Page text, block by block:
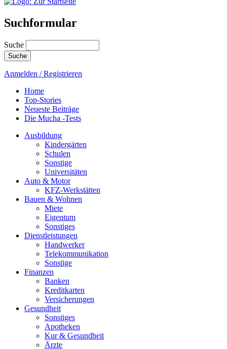
Suchformular
Suche
Anmelden / Registrieren
Home
Top-Stories
Neueste Beiträge
Die Mucha -Tests
Ausbildung
Kindergärten
Schulen
Sonstige
Universitäten
Auto & Motor
KFZ-Werkstätten
Bauen & Wohnen
Miete
Eigentum
Sonstiges
Dienstleistungen
Handwerker
Telekommunikation
Sonstige
Finanzen
Banken
Kreditkarten
Versicherungen
Gesundheit
Sonstiges
Apotheken
Kur & Gesundheit
Ärzte